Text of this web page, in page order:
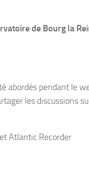
de Bourg la
abordés pendant le
les discussions
Atlantic Recorder